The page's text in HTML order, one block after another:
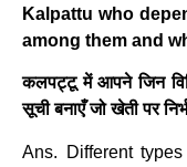
Kalpattu who
among them and
कलपट्टू में आपने जिन
सूची बनाएँ जो खेती पर
Ans. Different